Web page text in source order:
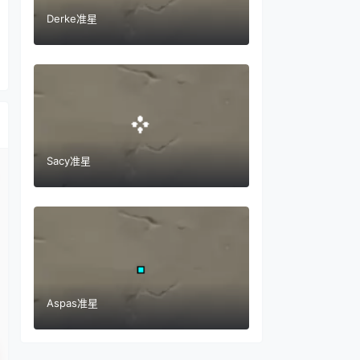
Derke准星
Sacy准星
Aspas准星